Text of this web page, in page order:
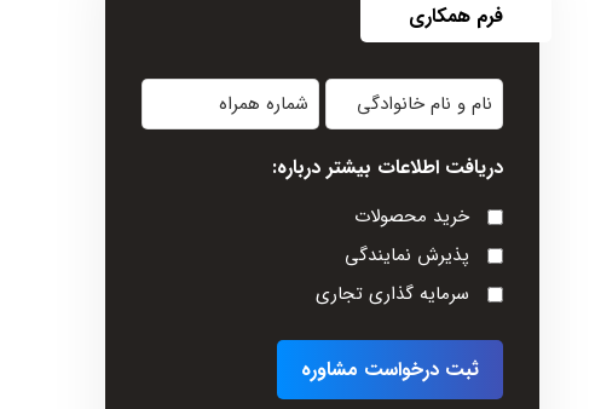
فرم همکاری
نام
و
نام
خانوادگی
(Required)
شماره
همراه
دریافت اطلاعات بیشتر درباره:
خرید محصولات
پذیرش نمایندگی
سرمایه گذاری تجاری